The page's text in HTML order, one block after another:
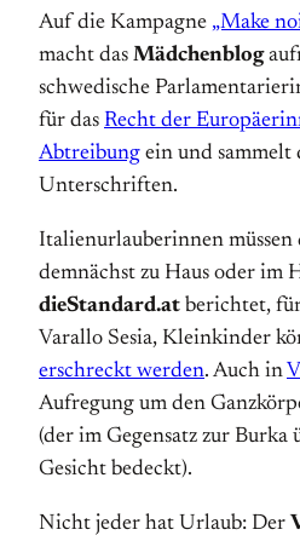
Auf die Kampagne „Make
macht das Mädchenblog
schwedische
für das Recht der
Abtreibung ein und
Unterschriften.
Italienurlauberinnen müssen
demnächst zu Haus oder im
dieStandard.at berichtet,
Varallo Sesia, Kleinkinder
erschreckt werden. Auch in
Aufregung um den
(der im Gegensatz zur Burka
Gesicht bedeckt).
Nicht jeder hat Urlaub: Der